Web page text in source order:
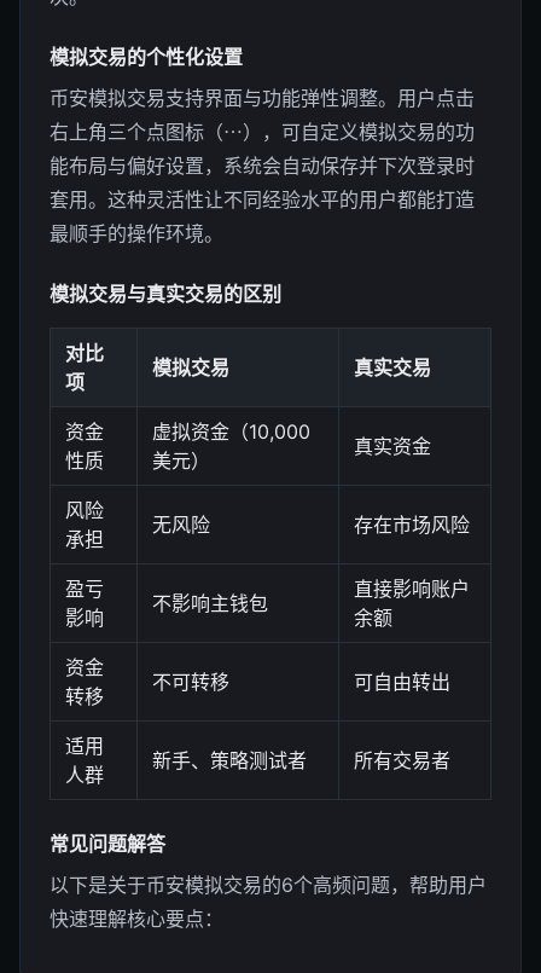
模拟交易的个性化设置
币安模拟交易支持界面与功能弹性调整。用户点击
右上角三个点图标（⋯），可自定义模拟交易的功
能布局与偏好设置，系统会自动保存并下次登录时
套用。这种灵活性让不同经验水平的用户都能打造
最顺手的操作环境。
模拟交易与真实交易的区别
对比
项
模拟交易 真实交易
资金
性质
虚拟资金（10,000
美元）
真实资金
风险
承担
无风险 存在市场风险
盈亏
影响
不影响主钱包
直接影响账户
余额
资金
转移
不可转移 可自由转出
适用
人群
新手、策略测试者 所有交易者
常见问题解答
以下是关于币安模拟交易的6个高频问题，帮助用户
快速理解核心要点：